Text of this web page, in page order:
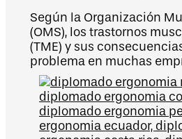
Según la Organización
(OMS), los trastornos
(TME) y sus
problema en muchas